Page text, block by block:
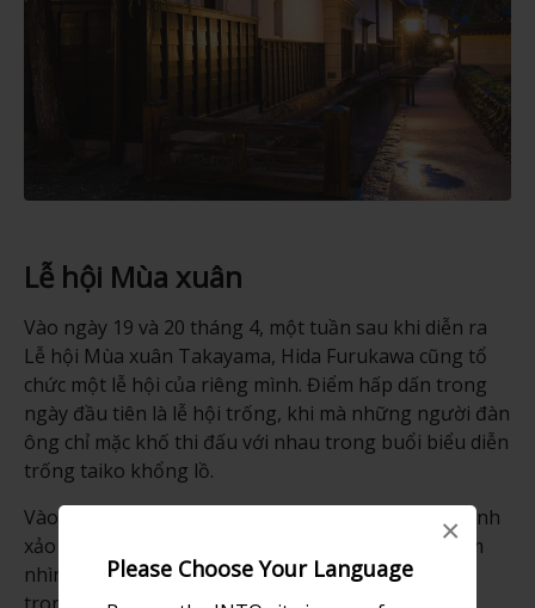
Please Choose Your Language
×
Lễ hội Mùa xuân
Vào ngày 19 và 20 tháng 4, một tuần sau khi diễn ra
Lễ hội Mùa xuân Takayama, Hida Furukawa cũng tổ
chức một lễ hội của riêng mình. Điểm hấp dấn trong
ngày đầu tiên là lễ hội trống, khi mà những người đàn
ông chỉ mặc khố thi đấu với nhau trong buổi biểu diễn
trống taiko khổng lồ.
Vào ngày 20, những chiếc kiệu lớn được trang trí tinh
xảo sẽ diễu hành qua các con phố. Bạn có thể ngắm
nhìn những chiếc kiệu này vào những ngày khác